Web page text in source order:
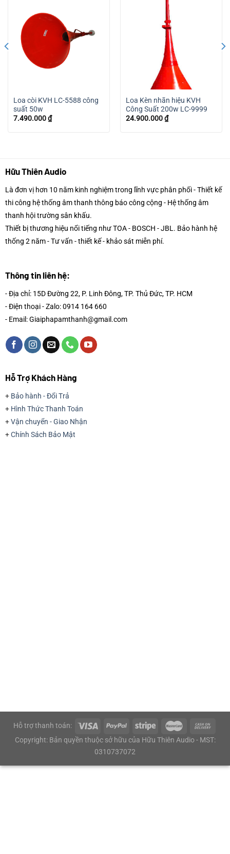
Loa còi KVH LC-5588 công
suất 50w
7.490.000₫
Loa Kèn nhãn hiệu KVH
Công Suất 200w LC-9999
24.900.000₫
Hữu Thiên Audio
Là đơn vị hơn 10 năm kinh nghiệm trong lĩnh vực phân phối - Thiết kế
thi công hệ thống âm thanh thông báo công cộng - Hệ thống âm
thanh hội trường sân khấu.
Thiết bị thương hiệu nổi tiếng như TOA - BOSCH - JBL. Bảo hành hệ
thống 2 năm - Tư vấn - thiết kế - khảo sát miễn phí.
Thông tin liên hệ:
- Địa chỉ: 15D Đường 22, P. Linh Đông, TP. Thủ Đức, TP. HCM
- Điện thoại - Zalo: 0914 164 660
- Email: Giaiphapamthanh@gmail.com
Hỗ Trợ Khách Hàng
+ Bảo hành - Đổi Trả
+ Hình Thức Thanh Toán
+Vận chuyển - Giao Nhận
+Chính Sách Bảo Mật
Hỗ trợ thanh toán:
Copyright: Bản quyền thuộc sở hữu của Hữu Thiên Audio - MST:
0310737072